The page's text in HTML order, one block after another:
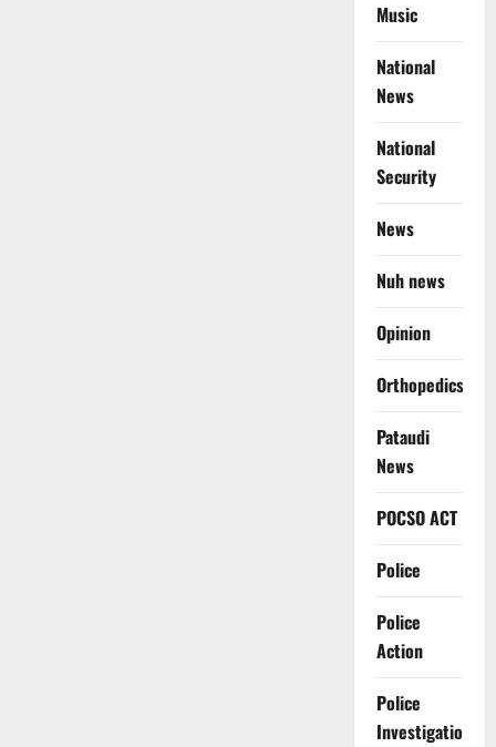
Music
National
News
National
Security
News
Nuh news
Opinion
Orthopedics
Pataudi
News
POCSO ACT
Police
Police
Action
Police
Investigation